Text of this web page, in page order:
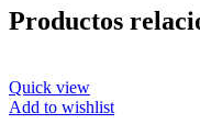
Productos
Quick view
Add to wishlist